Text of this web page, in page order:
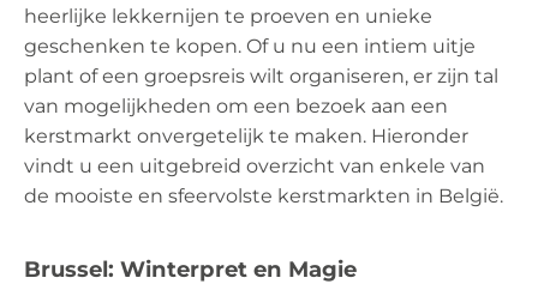
heerlijke lekkernijen te proeven en unieke
geschenken te kopen. Of u nu een intiem uitje
plant of een groepsreis wilt organiseren, er zijn tal
van mogelijkheden om een bezoek aan een
kerstmarkt onvergetelijk te maken. Hieronder
vindt u een uitgebreid overzicht van enkele van
de mooiste en sfeervolste kerstmarkten in België.
Brussel: Winterpret en Magie